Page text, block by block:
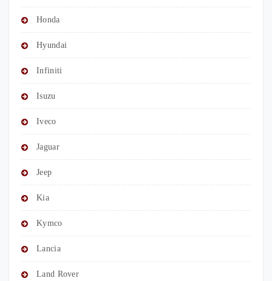
Honda
Hyundai
Infiniti
Isuzu
Iveco
Jaguar
Jeep
Kia
Kymco
Lancia
Land Rover